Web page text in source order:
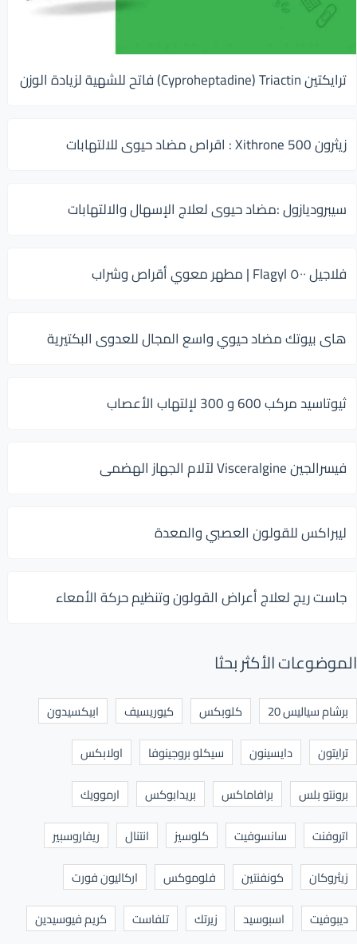
ترايكتين Cyproheptadine) Triactin) فاتح للشهية لزيادة الوزن
زيثرون 500 Xithrone : اقراص مضاد حيوى للالتهابات
سيبروديازول :مضاد حيوى لعلاج الإسهال والالتهابات
فلاجيل ٥٠٠ Flagyl | مطهر معوي أقراص وشراب
هاى بيوتك مضاد حيوي واسع المجال للعدوى البكتيرية
ثيوتاسيد مركب 600 و 300 لإلتهاب الأعصاب
فيسرالجين Visceralgine لآلام الجهاز الهضمى
ليبراكس للقولون العصبي والمعدة
جاست ريج لعلاج أعراض القولون وتنظيم حركة الأمعاء
الموضوعات الأكثر بحثا
برشام سياليس 20 كلوبكس كيوريسيف
ابيكسيدون
ترايتون
دايسينون سيكلو بروجينوفا
اولابكس
برونتو بلس
برافاماكس بريدابوكس
ارموويك
اتروفنت
سانسوفيت كلوسيز انتنال
ريفاروسبير
زيثروكان
كونفنتين فلوموكس
اركاليون فورت
ديبوفيت
اسبوسيد زيرتك تلفاست كريم فيوسيدين